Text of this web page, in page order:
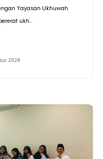
Yayasan Ukhuwah
ukh...
2026